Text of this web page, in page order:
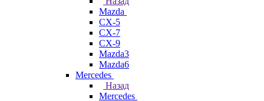
Mazda
CX-5
CX-7
CX-9
Mazda3
Mazda6
Mercedes
Назад
Mercedes